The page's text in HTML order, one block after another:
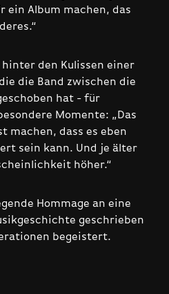
ein Album machen, das
den Kulissen einer
die Band zwischen die
hat - für
Momente: „Das
machen, dass es eben
sein kann. Und je älter
höher.“
Hommage an eine
geschrieben
begeistert.